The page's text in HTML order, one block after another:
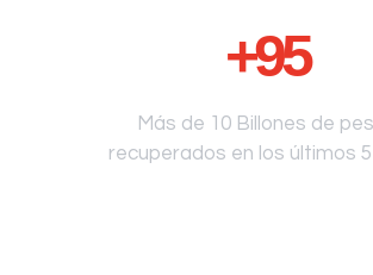
+95
Más de 10 Billones de
recuperados en los últimos